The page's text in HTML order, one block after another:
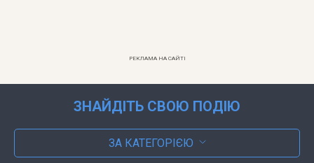
РЕКЛАМА НА САЙТІ
ЗНАЙДІТЬ СВОЮ ПОДІЮ
ЗА КАТЕГОРІЄЮ